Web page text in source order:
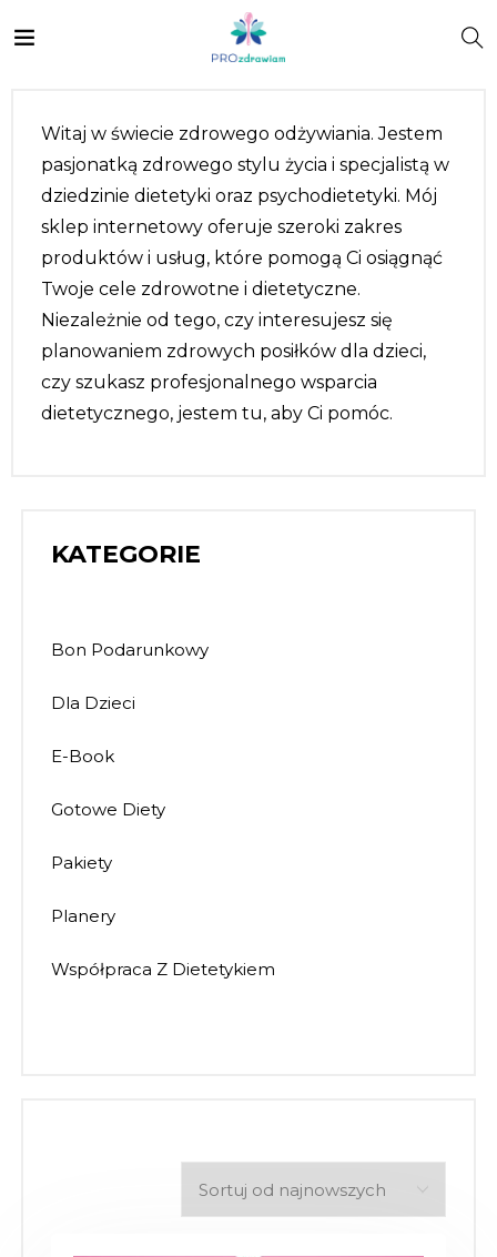
Witaj w świecie zdrowego odżywiania. Jestem
pasjonatką zdrowego stylu życia i specjalistą w
dziedzinie dietetyki oraz psychodietetyki. Mój
sklep internetowy oferuje szeroki zakres
produktów i usług, które pomogą Ci osiągnąć
Twoje cele zdrowotne i dietetyczne.
Niezależnie od tego, czy interesujesz się
planowaniem zdrowych posiłków dla dzieci,
czy szukasz profesjonalnego wsparcia
dietetycznego, jestem tu, aby Ci pomóc.
KATEGORIE
Bon Podarunkowy
Dla Dzieci
E-Book
Gotowe Diety
Pakiety
Planery
Współpraca Z Dietetykiem